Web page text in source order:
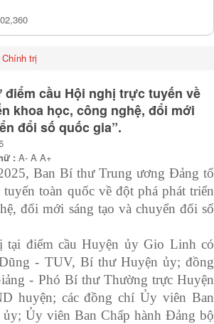
trị
cầu Hội nghị trực tuyến về
khoa học, công nghệ, đổi mới
đổi số quốc gia”.
: A- A A+
Ban Bí thư Trung ương Đảng tổ
toàn quốc về đột phá phát triển
đổi mới sáng tạo và chuyển đổi số
tại điểm cầu Huyện ủy Gio Linh có
- TUV, Bí thư Huyện ủy; đồng
- Phó Bí thư Thường trực Huyện
huyện; các đồng chí Ủy viên Ban
Ủy viên Ban Chấp hành Đảng bộ